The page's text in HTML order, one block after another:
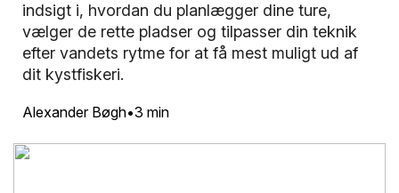
3 min
indsigt i, hvordan du planlægger dine ture,
vælger de rette pladser og tilpasser din teknik
efter vandets rytme for at få mest muligt ud af
dit kystfiskeri.
Alexander Bøgh